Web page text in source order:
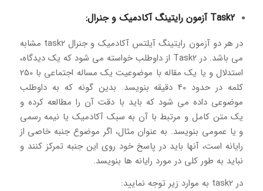
Task2 آزمون رایتینگ آکادمیک و جنرال:
در هر دو آزمون رایتینگ آیلتس آکادمیک و جنرال task2 مشابه
می باشد. در Task2 از داوطلب خواسته می شود که یک دیدگاه،
استدلال و یا یک مقاله با موضوعیت یک مساله اجتماعی با 250
کلمه در حدود 40 دقیقه بنویسد. بدین گونه که به داوطلب
موضوعی داده می شود که باید با دقت آن را مطالعه کرده و
یک متن کامل و مرتبط با آن به سبک آکادمیک یا نیمه رسمی
و یا عمومی بنویسد. به عنوان مثال، اگر موضوع جنبه خاصی از
رایانه است، آنها باید در پاسخ خود روی این جنبه تمرکز کنند و
نباید به طور کلی در مورد رایانه ها بنویسد.
در task2 به موارد زیر توجه نمایید: